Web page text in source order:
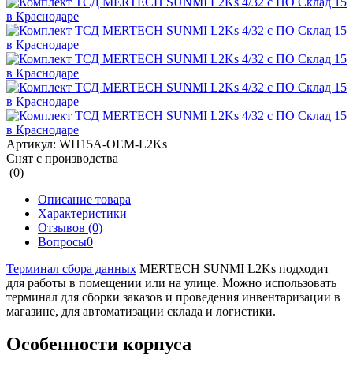
Артикул: WH15A-OEM-L2Ks
Снят с производства
(0)
Описание товара
Характеристики
Отзывов (0)
Вопросы0
Терминал сбора данных MERTECH SUNMI L2Ks подходит
для работы в помещении или на улице. Можно использовать
терминал для сборки заказов и проведения инвентаризации в
магазине, для автоматизации склада и логистики.
Особенности корпуса